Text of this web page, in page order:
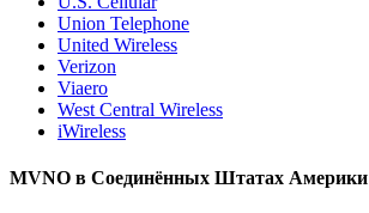
Union Telephone
United Wireless
Verizon
Viaero
West Central Wireless
iWireless
MVNO в Соединённых Штатах Америки